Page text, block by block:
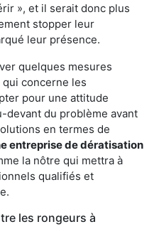
», et il serait donc plus
stopper leur
leur présence.
quelques mesures
concerne les
pour une attitude
devant du problème avant
en termes de
entreprise de dératisation
la nôtre qui mettra à
qualifiés et
les rongeurs à